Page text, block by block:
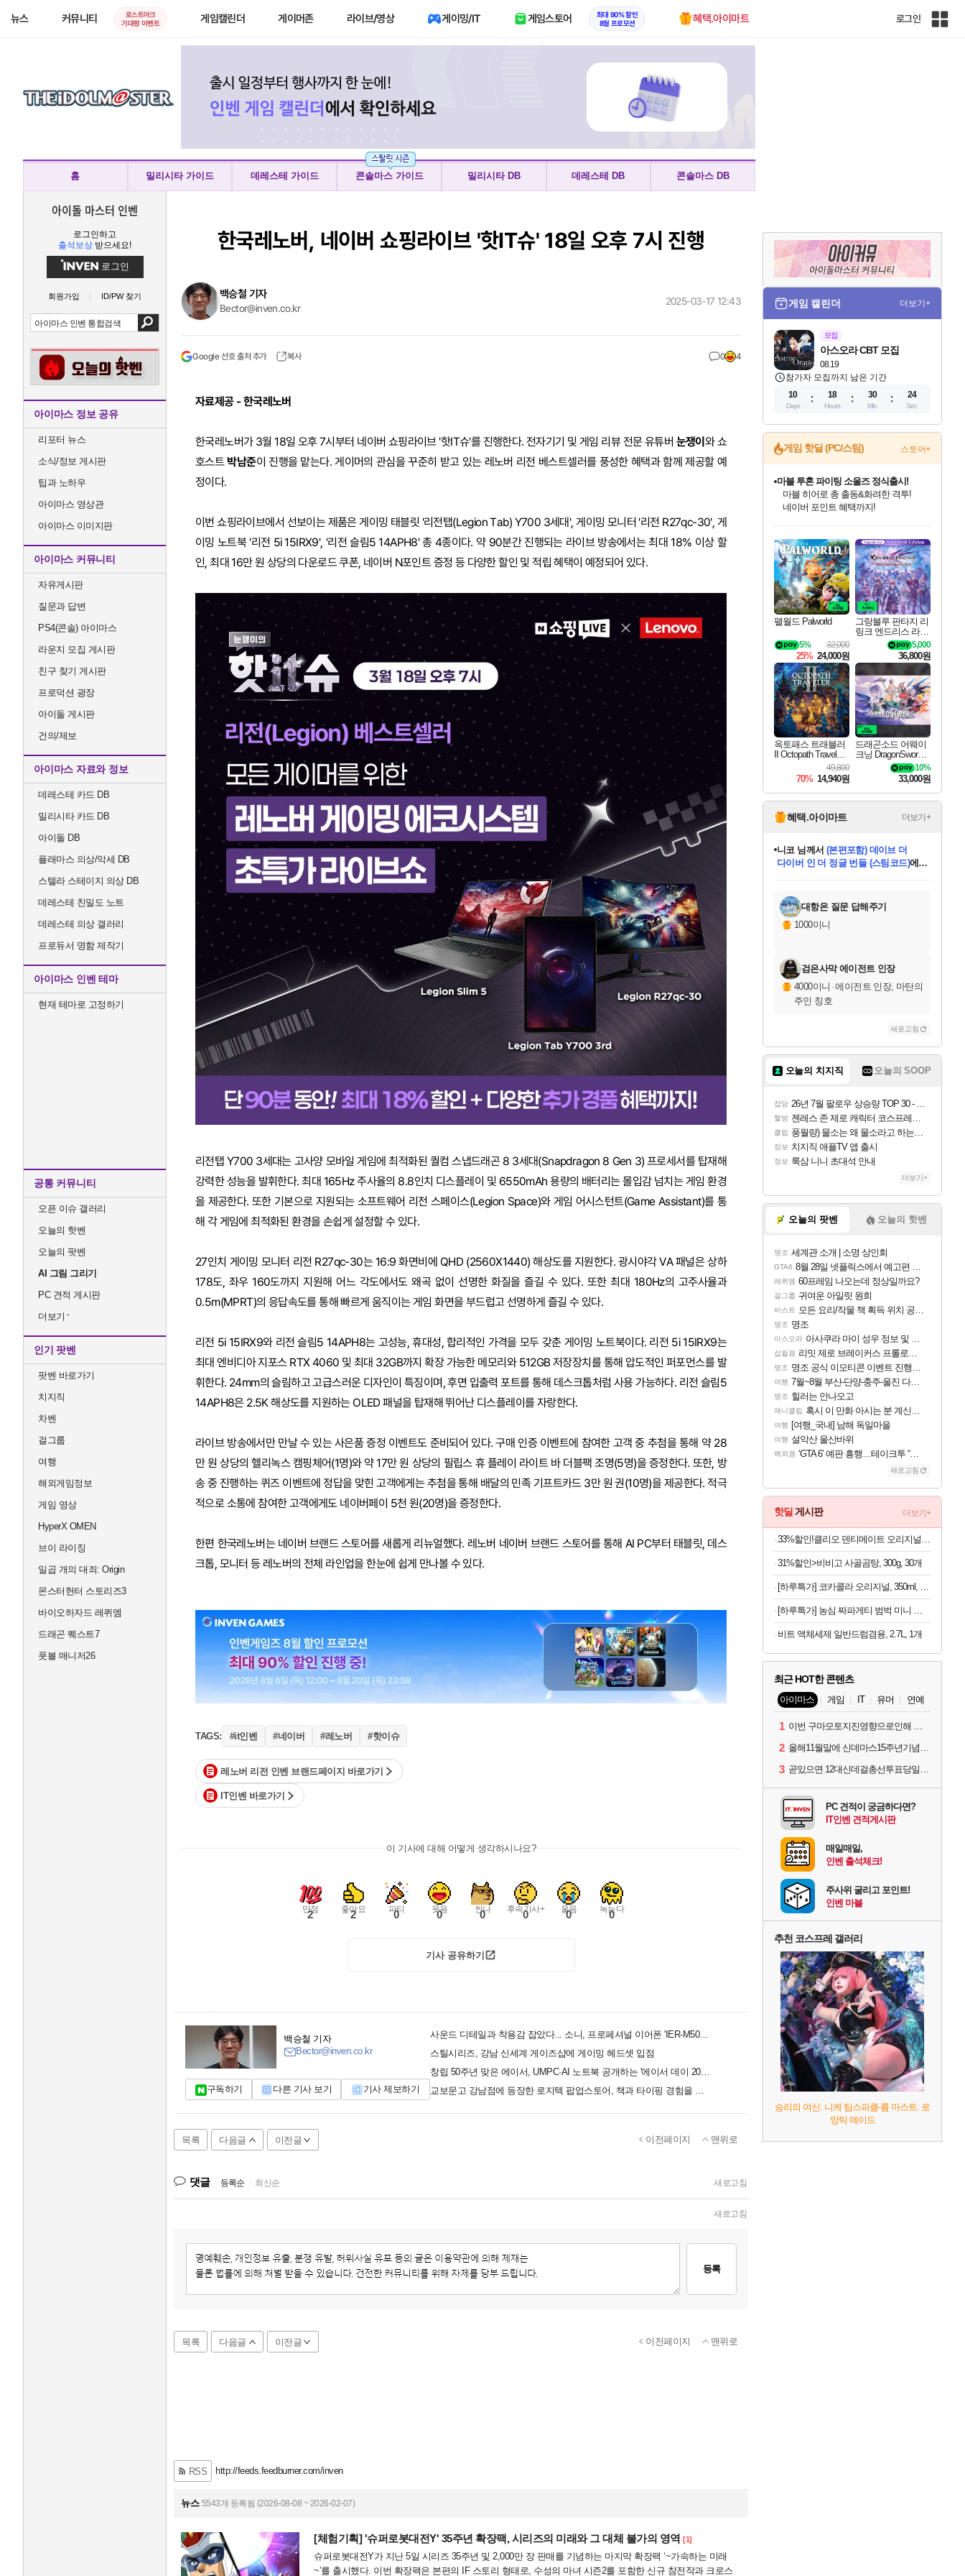
뉴스 커뮤니티
로스트아크
기대평 이벤트
게임캘린더 게이머존 라이브/영상 게이밍/IT 게임스토어
최대 90% 할인
8월 프로모션
혜택.아이마트 로그인
인
홈 밀리시타 가이드 데레스테 가이드 콘솔마스 가이드 밀리시타 DB 데레스테 DB 콘솔마스 DB
아이돌 마스터 인벤
로그인하고
출석보상 받으세요!
로그인
회원가입 ID/PW 찾기
아이마스 정보 공유
리포터 뉴스
소식/정보 게시판
팁과 노하우
아이마스 영상관
아이마스 이미지판
아이마스 커뮤니티
자유게시판
질문과 답변
PS4(콘솔) 아이마스
라운지 모집 게시판
친구 찾기 게시판
프로덕션 광장
아이돌 게시판
건의/제보
아이마스 자료와 정보
데레스테 카드 DB
밀리시타 카드 DB
아이돌 DB
플래마스 의상/악세 DB
스텔라 스테이지 의상 DB
데레스테 친밀도 노트
데레스테 의상 갤러리
프로듀서 명함 제작기
아이마스 인벤 테마
현재 테마로 고정하기
공통 커뮤니티
오픈 이슈 갤러리
오늘의 핫벤
오늘의 팟벤
AI 그림 그리기
PC 견적 게시판
더보기
인기 팟벤
팟벤 바로가기
치지직
차벤
걸그룹
여행
해외게임정보
게임 영상
HyperX OMEN
브이 라이징
일곱 개의 대죄: Origin
몬스터헌터 스토리즈3
바이오하자드 레퀴엠
드래곤 퀘스트7
풋볼 매니저26
한국레노버, 네이버 쇼핑라이브 '핫IT슈' 18일 오후 7시 진행
백승철 기자
Bector@inven.co.kr
Google 선호 출처 추가 복사 0 4
2025-03-17 12:43
자료제공 - 한국레노버
한국레노버가 3월 18일 오후 7시부터 네이버 쇼핑라이브 '핫IT슈'를 진행한다. 전자기기 및 게임 리뷰 전문 유튜버 눈쟁이와 쇼
호스트박남준이 진행을 맡는다. 게이머의 관심을 꾸준히 받고 있는 레노버 리전 베스트셀러를 풍성한 혜택과 함께 제공할 예
정이다.
이번 쇼핑라이브에서 선보이는 제품은 게이밍 태블릿 '리전탭(Legion Tab) Y700 3세대', 게이밍 모니터 '리전 R27qc-30', 게
이밍 노트북 '리전 5i 15IRX9', '리전 슬림5 14APH8' 총 4종이다. 약 90분간 진행되는 라이브 방송에서는 최대 18% 이상 할
인, 최대 16만 원 상당의 다운로드 쿠폰, 네이버 N포인트 증정 등 다양한 할인 및 적립 혜택이 예정되어 있다.
리전탭 Y700 3세대는 고사양 모바일 게임에 최적화된 퀄컴 스냅드래곤 8 3세대(Snapdragon 8 Gen 3) 프로세서를 탑재해
강력한 성능을 발휘한다. 최대 165Hz 주사율의 8.8인치 디스플레이 및 6550mAh 용량의 배터리는 몰입감 넘치는 게임 환경
을 제공한다. 또한 기본으로 지원되는 소프트웨어 리전 스페이스(Legion Space)와 게임 어시스턴트(Game Assistant)를 통
해 각 게임에 최적화된 환경을 손쉽게 설정할 수 있다.
27인치 게이밍 모니터 리전 R27qc-30는 16:9 화면비에 QHD (2560X1440) 해상도를 지원한다. 광시야각 VA 패널은 상하
178도, 좌우 160도까지 지원해 어느 각도에서도 왜곡 없이 선명한 화질을 즐길 수 있다. 또한 최대 180Hz의 고주사율과
0.5m(MPRT)의 응답속도를 통해 빠르게 움직이는 게임 화면을 부드럽고 선명하게 즐길 수 있다.
리전 5i 15IRX9와 리전 슬림5 14APH8는 고성능, 휴대성, 합리적인 가격을 모두 갖춘 게이밍 노트북이다. 리전 5i 15IRX9는
최대 엔비디아 지포스 RTX 4060 및 최대 32GB까지 확장 가능한 메모리와 512GB 저장장치를 통해 압도적인 퍼포먼스를 발
휘한다. 24mm의 슬림하고 고급스러운 디자인이 특징이며, 후면 입출력 포트를 통해 데스크톱처럼 사용 가능하다. 리전 슬림5
14APH8은 2.5K 해상도를 지원하는 OLED 패널을 탑재해 뛰어난 디스플레이를 자랑한다.
라이브 방송에서만 만날 수 있는 사은품 증정 이벤트도 준비되어 있다. 구매 인증 이벤트에 참여한 고객 중 추첨을 통해 약 28
만 원 상당의 헬리녹스 캠핑체어(1명)와 약 17만 원 상당의 필립스 휴 플레이 라이트 바 더블팩 조명(5명)을 증정한다. 또한, 방
송 중 진행하는 퀴즈 이벤트에 정답을 맞힌 고객에게는 추첨을 통해 배달의 민족 기프트카드 3만 원 권(10명)을 제공한다. 적극
적으로 소통에 참여한 고객에게도 네이버페이 5천 원(20명)을 증정한다.
한편 한국레노버는 네이버 브랜드 스토어를 새롭게 리뉴얼했다. 레노버 네이버 브랜드 스토어를 통해 AI PC부터 태블릿, 데스
크톱, 모니터 등 레노버의 전체 라인업을 한눈에 쉽게 만나볼 수 있다.
TAGS: #it인벤 #네이버 #레노버 #핫이슈
레노버 리전 인벤 브랜드페이지 바로가기
IT인벤 바로가기
이 기사에 대해 어떻게 생각하시나요?
만점
2 좋아요
2 파티
0 웃음
0 씬나
0 후속기사+
0 울음
0 녹는다
0
기사 공유하기
백승철 기자
Bector@inven.co.kr
구독하기 다른 기사 보기 기사 제보하기
사운드 디테일과 착용감 잡았다... 소니, 프로페셔널 이어폰 'IER-M500' 공개
스틸시리즈, 강남 신세계 게이즈샵에 게이밍 헤드셋 입점
창립 50주년 맞은 에이서, UMPC·AI 노트북 공개하는 '에이서 데이 2026' 개최
교보문고 강남점에 등장한 로지텍 팝업스토어, 책과 타이핑 경험을 잇는다
목록 다음글 이전글 이전페이지 맨위로
댓글 등록순 최신순 새로고침
새로고침
등록
목록 다음글 이전글 이전페이지 맨위로
RSS http://feeds.feedburner.com/inven
뉴스 5543개 등록됨 (2026-08-08 ~ 2026-02-07)
[체험기획]'슈퍼로봇대전Y' 35주년 확장팩, 시리즈의 미래와 그 대체 불가의 영역 [1]
슈퍼로봇대전Y가 지난 5일 시리즈 35주년 및 2,000만 장 판매를 기념하는 마지막 확장팩 ‘~가속하는 미래
~’를 출시했다. 이번 확장팩은 본편의 IF 스토리 형태로, 수성의 마녀 시즌2를 포함한 신규 참전작과 크로스
게임 캘린더 더보기+
모집
08.19
아스오라 CBT 모집
참가자 모집까지 남은 기간
10
Days
18
Hours
30
Min
23
Sec
게임 핫딜 (PC/스팀) 스토어+
최대 90% 할인가를 만나보세요!
네이버혜택과 함께 만나보세요!
50%할인&추가 적립까지!
마블 투혼 파이팅 소울즈 정식출시!
마블 히어로 총 출동&화려한 격투!
네이버 포인트 혜택까지!
이니&베니 혜택까지!
네이버 혜택가와 함께 예약하세요!
할인&네이버혜택으로 만나보세요!
네이버페이 혜택과 만나보세요!
40주년 프로모션으로 만나보세요!
할인가에 만나보세요!
일부 에디션 상시 할인!
혜택으로 예약 판매 중
편안하게 충전하세요
팰월드 Palworld
32,000
5%
25% 24,000원
그랑블루 판타지 리
링크 엔드리스 라그
나로크 업그레이드
킷 Granblue Fantasy
Relink Endless Ragn
arok Upgrade Kit DL
C
5,000
36,800원
옥토패스 트래블러
II Octopath Traveler I
49,800
70% 14,940원
드래곤소드 어웨이
크닝 DragonSword A
10%
33,000원
혜택.아이마트 더보기+
교환.
당첨되셨습니다.
니코님께서 (본편포함) 데이브 더
다이버 인 더 정글 번들 (스팀코드)에
당첨되셨습니다.
당첨되셨습니다.
당첨되셨습니다.
당첨되셨습니다.
당첨되셨습니다.
에디션 (스팀코드)를 교환.
당첨되셨습니다.
대항온 질문 답해주기
1000이니
검은사막 에이전트 인장
4000이니 ·에이전트 인장, 마탄의
주인 칭호
새로고침
오늘의 치지직 오늘의 SOOP
잡담 26년 7월 팔로우 상승량 TOP 30 - 월간 치지직
짤방 젠레스 존 제로 캐릭터 코스프레한 꽁주
클립 풍월량) 물소는 왜 물소라고 하는거야? 아! 그만 ㅋㅋ
정보 치지직 애플TV 앱 출시
정보 룩삼 니니 초대석 안내
더보기+
오늘의 팟벤 오늘의 핫벤
명조 세계관 소개 | 소명 상인회
GTA6 8월 28일 넷플릭스에서 예고편 공개 예정
레퀴엠 60프레임 나오는데 정상일까요?
걸그룹 귀여운 아일릿 원희
비스트 모든 요리/작물 책 획득 위치 공략 (36개) - 미식가 도전과제
명조 명조
아스오라 아사쿠라 마이 성우 정보 및 주요 필모
섭컬겜 리밋 제로 브레이커스 프롤로그 테스트 후기 영상 업로드
명조 명조 공식 이모티콘 이벤트 진행해봤습니다! 참여부터 추첨까지????
여행 7월~8월 부산-단양-충주-울진 다녀왔어요~
명조 힐러는 안나오고
애니클립 혹시 이 만화 아시는 분 계신가요
여행 [여행_국내] 남해 독일마을
여행 설악산 울산바위
해외겜 ‘GTA 6’ 예판 흥행…테이크투 “내부 예상 크게 넘어”
새로고침
핫딜 게시판 더보기+
33%할인!클리오 덴티메이트 오리지널 초극세모, 10개입, 3개
31%할인>비비고 사골곰탕, 300g, 30개
[하루특가] 코카콜라 오리지널, 350ml, 24개
[하루특가] 농심 짜파게티 범벅 미니 컵라면 70g, 12개
비트 액체세제 일반드럼겸용, 2.7L, 1개
최근 HOT한 콘텐츠
아이마스 게임 IT 유머 연예
1 이번 구마모토지진영향으로인해 아이돌 커뮤니케이션 매일 게시물이 중단된다고하네요ㅠ
2 올해11월말에 신데마스15주년기념 라이브를 하네요
3 곧있으면 12대신데걸총선투표당일이네요.
PC 견적이 궁금하다면?
IT인벤 견적게시판
매일매일,
인벤 출석체크!
주사위 굴리고 포인트!
인벤 마블
추천 코스프레 갤러리
승리의 여신: 니케 팀스파클-륨 마스트: 로
망틱 메이드